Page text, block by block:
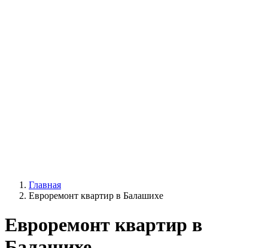
Главная
Евроремонт квартир в Балашихе
Евроремонт квартир в